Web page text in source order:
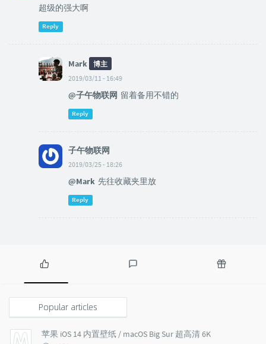
超级的强大啊
Reply
Mark
博主
2019/03/11 - 16:49
@子午物联网 留着备用不错的
Reply
子午物联网
2019/03/25 - 18:26
@Mark 先往收藏夹里放
Reply
P
p
u
l
a
t
Popular articles
苹果 iOS 14 内置壁纸 / macOS Big Sur 超高清 6K